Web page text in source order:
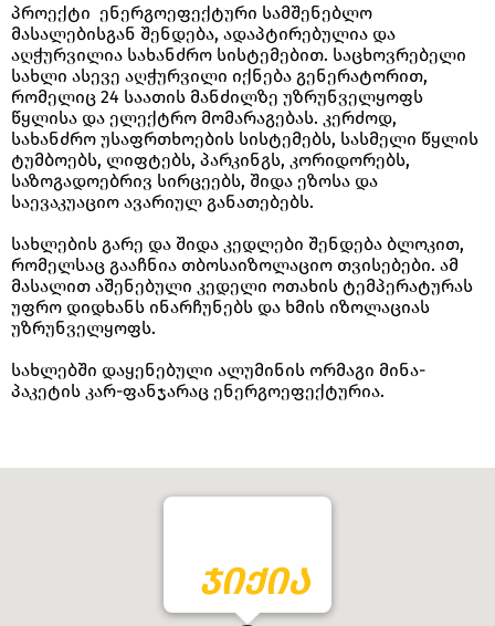
პროექტი ენერგოეფექტური სამშენებლო
მასალებისგან შენდება, ადაპტირებულია და
აღჭურვილია სახანძრო სისტემებით. საცხოვრებელი
სახლი ასევე აღჭურვილი იქნება გენერატორით,
რომელიც 24 საათის მანძილზე უზრუნველყოფს
წყლისა და ელექტრო მომარაგებას. კერძოდ,
სახანძრო უსაფრთხოების სისტემებს, სასმელი წყლის
ტუმბოებს, ლიფტებს, პარკინგს, კორიდორებს,
საზოგადოებრივ სირცეებს, შიდა ეზოსა და
საევაკუაციო ავარიულ განათებებს.
სახლების გარე და შიდა კედლები შენდება ბლოკით,
რომელსაც გააჩნია თბოსაიზოლაციო თვისებები. ამ
მასალით აშენებული კედელი ოთახის ტემპერატურას
უფრო დიდხანს ინარჩუნებს და ხმის იზოლაციას
უზრუნველყოფს.
სახლებში დაყენებული ალუმინის ორმაგი მინა-
პაკეტის კარ-ფანჯარაც ენერგოეფექტურია.
ᲯᲘᲥᲘᲐ